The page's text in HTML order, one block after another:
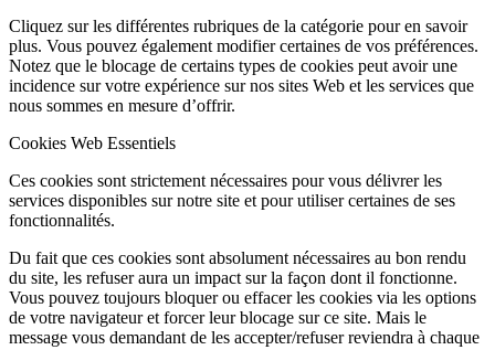
Cliquez sur les différentes rubriques de la catégorie pour en savoir
plus. Vous pouvez également modifier certaines de vos préférences.
Notez que le blocage de certains types de cookies peut avoir une
incidence sur votre expérience sur nos sites Web et les services que
nous sommes en mesure d’offrir.
Cookies Web Essentiels
Ces cookies sont strictement nécessaires pour vous délivrer les
services disponibles sur notre site et pour utiliser certaines de ses
fonctionnalités.
Du fait que ces cookies sont absolument nécessaires au bon rendu
du site, les refuser aura un impact sur la façon dont il fonctionne.
Vous pouvez toujours bloquer ou effacer les cookies via les options
de votre navigateur et forcer leur blocage sur ce site. Mais le
message vous demandant de les accepter/refuser reviendra à chaque